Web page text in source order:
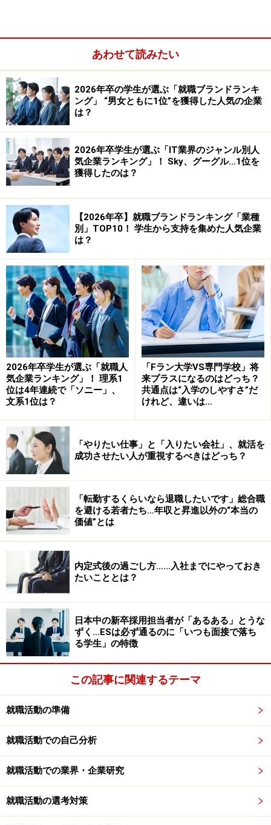
一人で悩まずに、まずは社会人の先輩に相談してみるつもり
で始めてみよう。
一つは自分の足で稼いだ「オンリーワン」の情報こそ
が、説得力のある価値ある情報であることを身を持って
体験してほしいからです。就活の情報収集のためにはイ
り頼っていると何を信じてよいかわからなくなり、就活
に後ろ向きになる学生も実際にいます。ですから、解禁
前のこの時期に生身の社会人に多く接することで、地に
足のついた働く動機や視野、価値観を知る機会を得てほ
しいのです。この時期にたくさんのOB・OGに会うこと
で、会った数の分だけ多様な将来像を得られます。10人
会えば10通りの考え方を知ることができ、それが自分の
っている人も決まっていない人も、この準備期間には幅
広い業界の先輩にどんどん会うことをおすすめします。
たとえば旅行が好きだから旅行会社を志望しているAさ
んが、旅行会社で法人営業をしているB先輩を訪問した
としましょう。そうしたら、その先輩は旅行の話より
も、お取引先企業とのエピソードや仕事の苦労などにつ
いて「本人ならではの体験」を語ってくれるはずです。
て知ることで、自分に合う、合わないも含めて、働くイ
メージができていくのです。これを得られるのがOB・
ンリーワンの情報や感想を持てるため、説得力のある動
機へと変わっていくのです。
そのほか、OB・OG訪問では自己分析ノートを見てもら
あわせて読みたい
2026年卒の学生が選ぶ「就職ブランドランキ
ング」 “男女ともに1位”を獲得した人気の企業
は？
2026年卒学生が選ぶ「IT業界のジャンル別人
気企業ランキング」！ Sky、グーグル…1位を
獲得したのは？
【2026年卒】就職ブランドランキング「業種
別」TOP10！ 学生から支持を集めた人気企業
は？
2026年卒学生が選ぶ「就職人
気企業ランキング」！ 理系1
位は4年連続で「ソニー」、
文系1位は？
「Fラン大学VS専門学校」将
来プラスになるのはどっち？
共通点は“入学のしやすさ”だ
けれど、違いは…
「やりたい仕事」と「入りたい会社」、就活を
成功させたい人が重視するべきはどっち？
「転勤するくらいなら退職したいです」総合職
を避ける若者たち…年収と昇進以外の“本当の
価値”とは
内定式後の過ごし方……入社までにやっておき
たいこととは？
日本中の新卒採用担当者が「あるある」とうな
ずく…ESは必ず通るのに「いつも面接で落ち
る学生」の特徴
この記事に関連するテーマ
就職活動の準備
就職活動での自己分析
就職活動での業界・企業研究
就職活動の選考対策